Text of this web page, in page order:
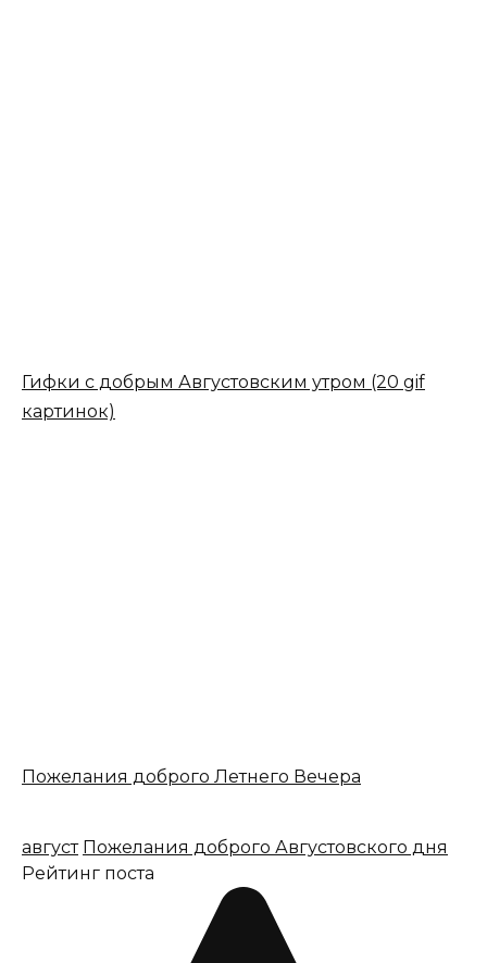
Гифки с добрым Августовским утром (20 gif
картинок)
Пожелания доброго Летнего Вечера
август Пожелания доброго Августовского дня
Рейтинг поста